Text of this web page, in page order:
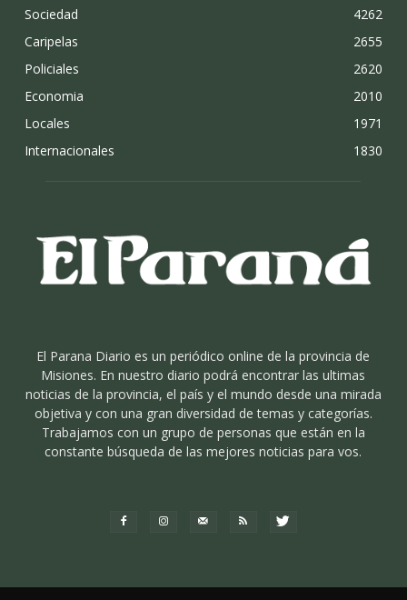
Sociedad
4262
Caripelas
2655
Policiales
2620
Economia
2010
Locales
1971
Internacionales
1830
El Parana Diario es un periódico online de la provincia de
Misiones. En nuestro diario podrá encontrar las ultimas
noticias de la provincia, el país y el mundo desde una mirada
objetiva y con una gran diversidad de temas y categorías.
Trabajamos con un grupo de personas que están en la
constante búsqueda de las mejores noticias para vos.